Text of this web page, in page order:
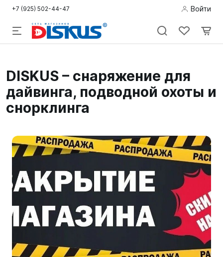
+7 (925) 502-44-47 Войти
охота
Дайвинг
Пляж
Фридайвинг
Детям
Бассейн
сёрфинг
DISKUS – снаряжение для
дайвинга, подводной охоты и
снорклинга